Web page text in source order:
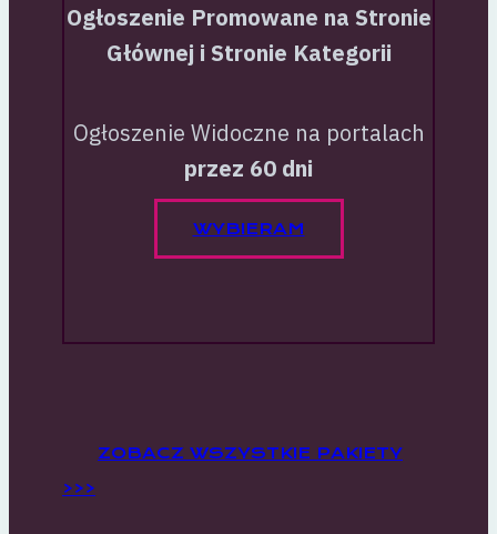
Ogłoszenie Promowane na Stronie
Głównej i Stronie Kategorii
Ogłoszenie Widoczne na portalach
przez 60 dni
WYBIERAM
ZOBACZ WSZYSTKIE PAKIETY
>>>